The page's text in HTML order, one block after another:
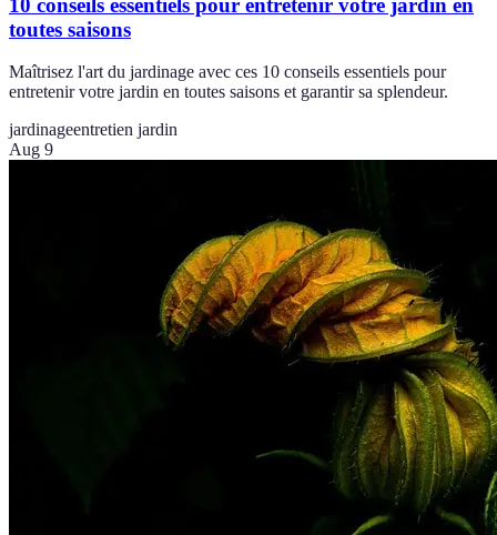
10 conseils essentiels pour entretenir votre jardin en
toutes saisons
Maîtrisez l'art du jardinage avec ces 10 conseils essentiels pour
entretenir votre jardin en toutes saisons et garantir sa splendeur.
jardinageentretien jardin
Aug 9